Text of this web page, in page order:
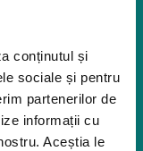
conținutul și
sociale și pentru
partenerilor de
informații cu
Aceștia le